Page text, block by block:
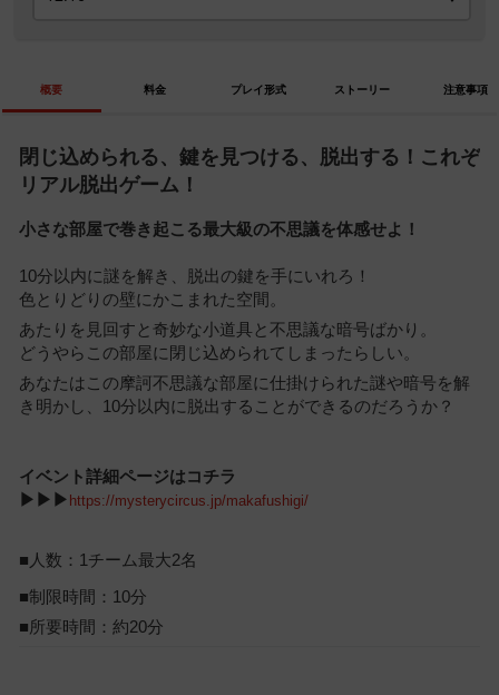
概要 料金 プレイ形式 ストーリー 注意事項
閉じ込められる、鍵を見つける、脱出する！これぞ
リアル脱出ゲーム！
小さな部屋で巻き起こる最大級の不思議を体感せよ！
10分以内に謎を解き、脱出の鍵を手にいれろ！
色とりどりの壁にかこまれた空間。
あたりを見回すと奇妙な小道具と不思議な暗号ばかり。
どうやらこの部屋に閉じ込められてしまったらしい。
あなたはこの摩訶不思議な部屋に仕掛けられた謎や暗号を解
き明かし、10分以内に脱出することができるのだろうか？
イベント詳細ページはコチラ
▶▶▶ https://mysterycircus.jp/makafushigi/
■ 人数： 1 チーム最大2名
■制限時間：10分
■所要時間：約20分